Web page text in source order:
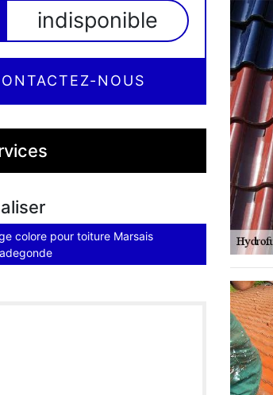
indisponible
NOUS
colore pour toiture Marsais